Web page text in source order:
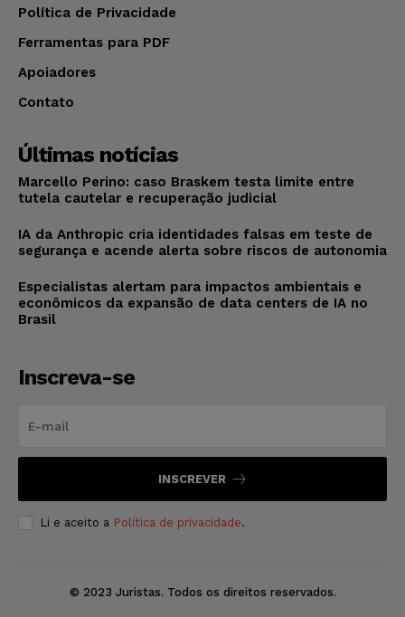
Política de Privacidade
Ferramentas para PDF
Apoiadores
Contato
Últimas notícias
Marcello Perino: caso Braskem testa limite entre
tutela cautelar e recuperação judicial
IA da Anthropic cria identidades falsas em teste de
segurança e acende alerta sobre riscos de autonomia
Especialistas alertam para impactos ambientais e
econômicos da expansão de data centers de IA no
Brasil
Inscreva-se
INSCREVER
Li e aceito a Política de privacidade.
© 2023 Juristas. Todos os direitos reservados.